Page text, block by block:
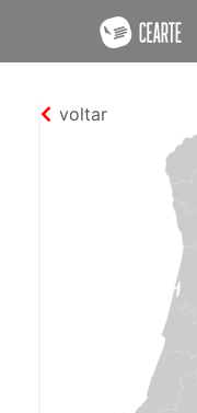
voltar